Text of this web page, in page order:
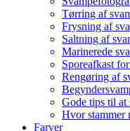
Tørring af
Frysning af
Saltning af
Marinerede
Sporeafkast
Rengøring af
Gode tips til at
Hvor stammer
Farver